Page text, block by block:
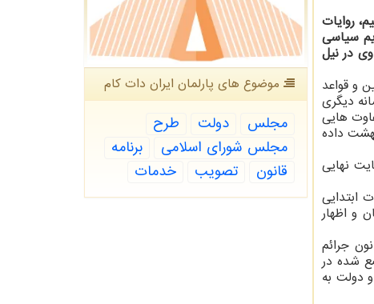
روایات
سیاسی
در نیل
و قواعد
روش ها (آیه ۴۶ سوره عنکبوت) نشانه دیگری
هایی
داده
نهایی
ابتدایی
بیان و اظهار
جرائم
نبایدهای وضع شده در
دولت به
موضوع های پارلمان ایران دات كام
مجلس دولت
طرح
مجلس شورای اسلامی
برنامه
قانون
تصویب خدمات